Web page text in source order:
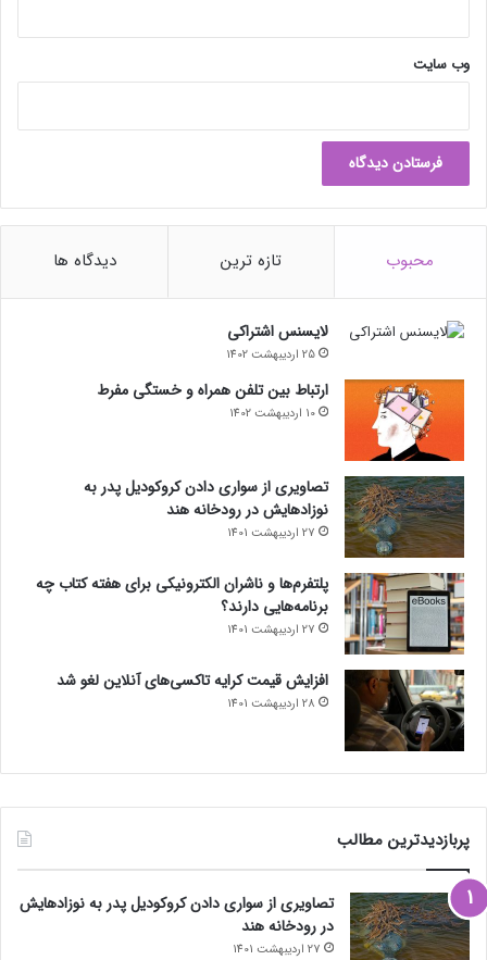
ن
م
ش
ب
ف
وب‌ سایت
محبوب تازه ترین دیدگاه ها
لایسنس اشتراکی
25 اردیبهشت 1402
ارتباط بین تلفن همراه و خستگی مفرط
10 اردیبهشت 1402
تصاویری از سواری دادن کروکودیل پدر به
نوزادهایش در رودخانه هند
27 اردیبهشت 1401
پلتفرم‌ها و ناشران الکترونیکی برای هفته کتاب چه
برنامه‌هایی دارند؟
27 اردیبهشت 1401
افزایش قیمت کرایه تاکسی‌های آنلاین لغو شد
28 اردیبهشت 1401
پربازدیدترین مطالب
تصاویری از سواری دادن کروکودیل پدر به نوزادهایش
در رودخانه هند
27 اردیبهشت 1401